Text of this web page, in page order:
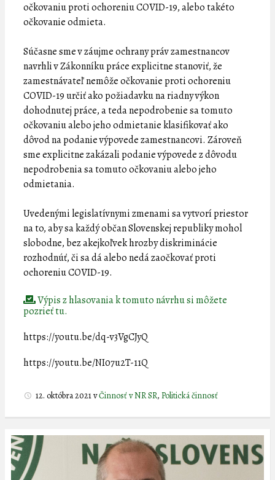
očkovaniu proti ochoreniu COVID-19, alebo takéto
očkovanie odmieta.
Súčasne sme v záujme ochrany práv zamestnancov
navrhli v Zákonníku práce explicitne stanoviť, že
zamestnávateľ nemôže očkovanie proti ochoreniu
COVID-19 určiť ako požiadavku na riadny výkon
dohodnutej práce, a teda nepodrobenie sa tomuto
očkovaniu alebo jeho odmietanie klasifikovať ako
dôvod na podanie výpovede zamestnancovi. Zároveň
sme explicitne zakázali podanie výpovede z dôvodu
nepodrobenia sa tomuto očkovaniu alebo jeho
odmietania.
Uvedenými legislatívnymi zmenami sa vytvorí priestor
na to, aby sa každý občan Slovenskej republiky mohol
slobodne, bez akejkoľvek hrozby diskriminácie
rozhodnúť, či sa dá alebo nedá zaočkovať proti
ochoreniu COVID-19.
Výpis z hlasovania k tomuto návrhu si môžete
pozrieť tu.
https://youtu.be/dq-v3VgCJyQ
https://youtu.be/NI07u2T-11Q
12. októbra 2021vČinnosť v NR SR, Politická činnosť